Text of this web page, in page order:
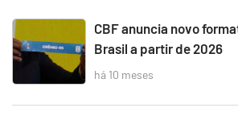
CBF anuncia novo
Brasil a partir de 2026
há 10 meses